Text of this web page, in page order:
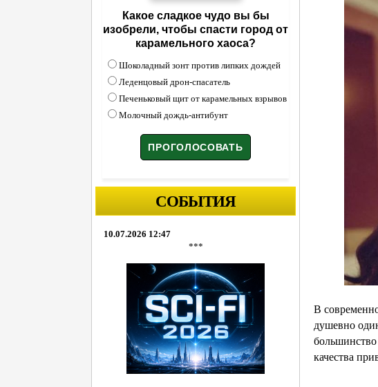
Какое сладкое чудо вы бы
изобрели, чтобы спасти город от
карамельного хаоса?
Шоколадный зонт против липких дождей
Леденцовый дрон-спасатель
Печеньковый щит от карамельных взрывов
Молочный дождь-антибунт
СОБЫТИЯ
10.07.2026 12:47
***
В
душевно
качества